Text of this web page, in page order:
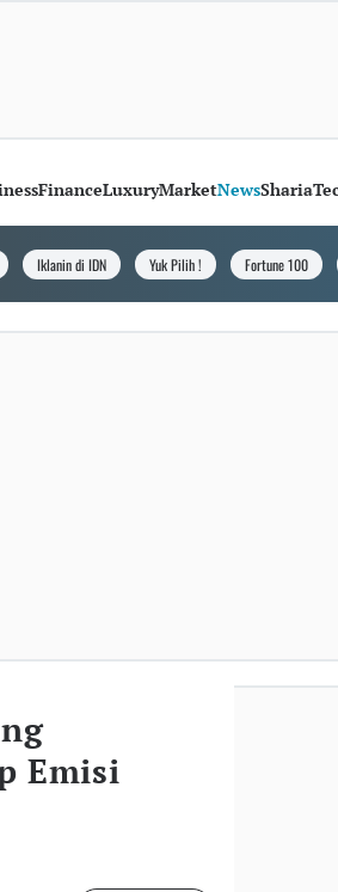
FinanceLuxuryMarketNewsSharia
Iklanin di IDN Yuk Pilih ! Fortune 100
Emisi